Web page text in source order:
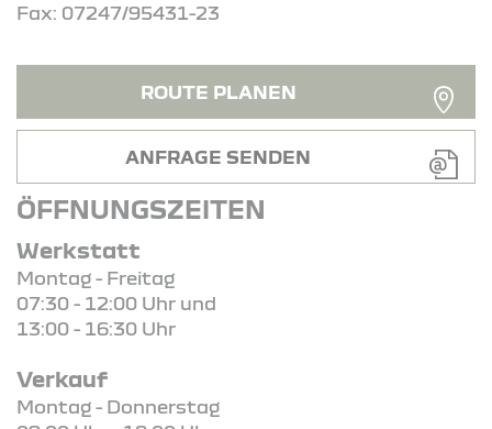
Fax: 07247/95431-23
ROUTE PLANEN
ANFRAGE SENDEN
ÖFFNUNGSZEITEN
Werkstatt
Montag - Freitag
07:30 - 12:00 Uhr und
13:00 - 16:30 Uhr
Verkauf
Montag - Donnerstag